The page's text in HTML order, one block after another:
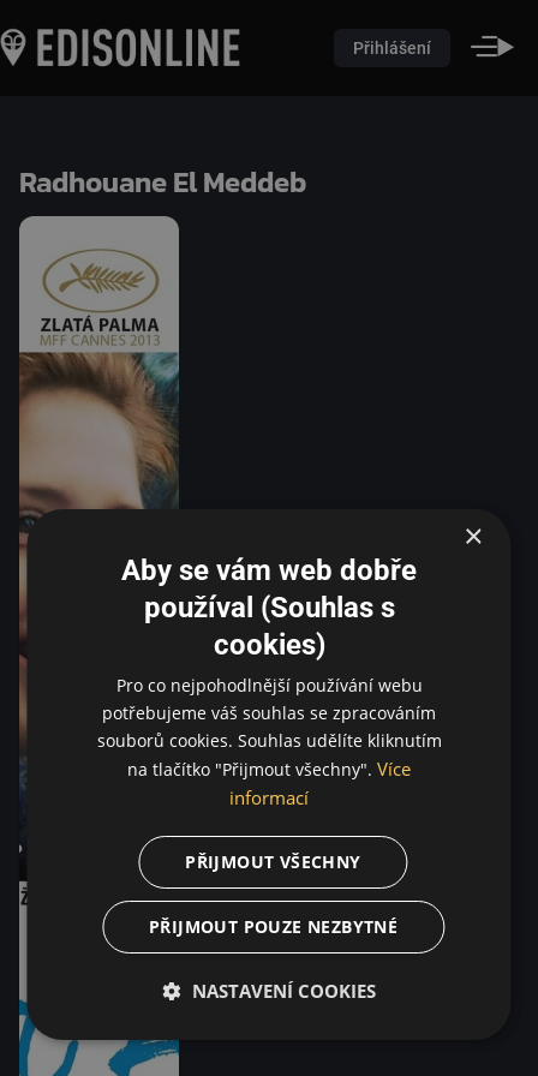
Přihlášení
Radhouane El Meddeb
×
Aby se vám web dobře
používal (Souhlas s
cookies)
Pro co nejpohodlnější používání webu
potřebujeme váš souhlas se zpracováním
souborů cookies. Souhlas udělíte kliknutím
na tlačítko "Přijmout všechny". Více
informací
PŘIJMOUT VŠECHNY
PŘIJMOUT POUZE NEZBYTNÉ
NASTAVENÍ COOKIES